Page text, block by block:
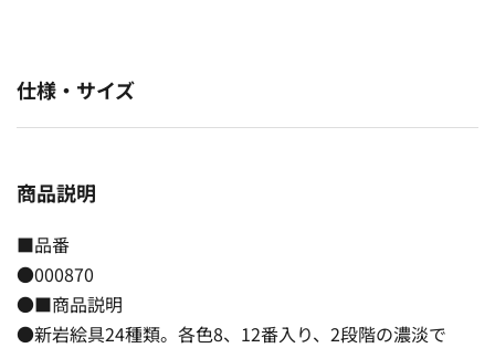
仕様・サイズ
商品説明
■品番
●000870
●■商品説明
●新岩絵具24種類。各色8、12番入り、2段階の濃淡で